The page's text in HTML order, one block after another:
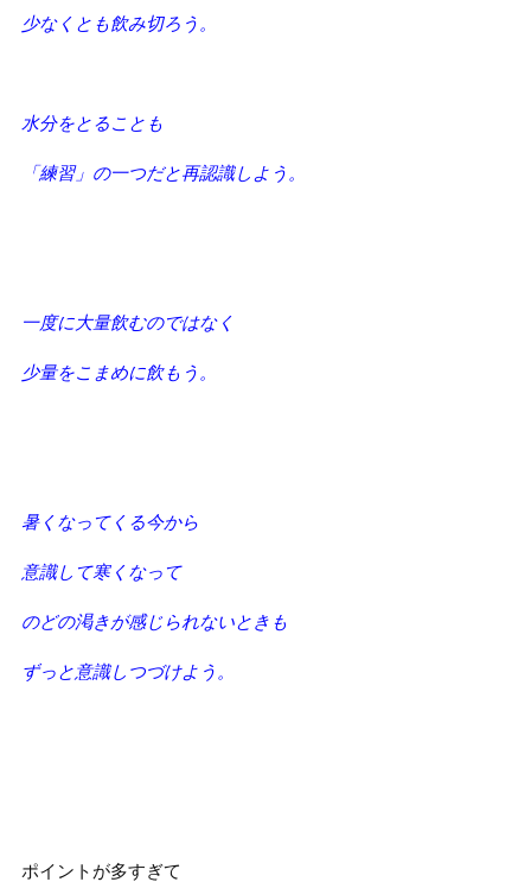
少なくとも飲み切ろう。
水分をとることも
「練習」の一つだと再認識しよう。
一度に大量飲むのではなく
少量をこまめに飲もう。
暑くなってくる今から
意識して寒くなって
のどの渇きが感じられないときも
ずっと意識しつづけよう。
ポイントが多すぎて